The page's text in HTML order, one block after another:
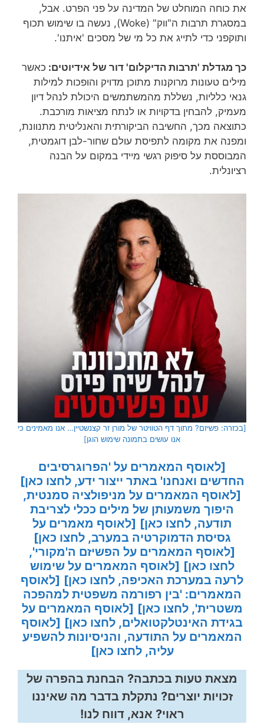
את כוחה המוחלט של המדינה על פני הפרט. אבל,
במסגרת תרבות ה"ווק" (Woke), נעשה בו שימוש תכוף
ותוקפני כדי לתייג את כל מי של מסכים 'איתנו'.
כך מגדלת 'תרבות הדיקלום' דור של אידיוטים: כאשר
מילים טעונות מרוקנות מתוכן מדויק והופכות למילות
גנאי כלליות, נשללת מהמשתמשים היכולת לנהל דיון
מעמיק, להבחין בדקויות או לנתח מציאות מורכבת.
כתוצאה מכך, החשיבה הביקורתית והאנליטית מתנוונת,
ומפנה את מקומה לתפיסת עולם שחור-לבן דוגמטית,
המבוססת על סיפוק רגשי מיידי במקום על הבנה
רציונלית.
[בכזרה: פשיזם? מתוך דף הטוויטר של מורן זר קצנשטיין… אנו מאמינים כי
אנו עושים בתמונה שימוש הוגן]
[לאוסף המאמרים על 'הפרוגרסיבים
החדשים ואנחנו' באתר ייצור ידע, לחצו כאן]
[לאוסף המאמרים על מניפולציה סמנטית,
היפוך משמעותן של מילים ככלי לצריבת
תודעה, לחצו כאן] [לאוסף מאמרים על
גסיסת הדמוקרטיה במערב, לחצו כאן]
[לאוסף המאמרים על הפשיזם ה'מקורי',
לחצו כאן] [לאוסף המאמרים על שימוש
לרעה במערכת האכיפה, לחצו כאן] [לאוסף
המאמרים: 'בין רפורמה משפטית למהפכה
משטרית', לחצו כאן] [לאוסף המאמרים על
בגידת האינטלקטואלים, לחצו כאן] [לאוסף
המאמרים על התודעה, והניסיונות להשפיע
עליה, לחצו כאן]
מצאת טעות בכתבה? הבחנת בהפרה של
זכויות יוצרים? נתקלת בדבר מה שאיננו
ראוי? אנא, דווח לנו!